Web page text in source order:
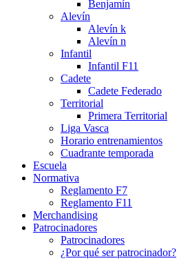
Benjamín
Alevín
Alevín k
Alevín n
Infantil
Infantil F11
Cadete
Cadete Federado
Territorial
Primera Territorial
Liga Vasca
Horario entrenamientos
Cuadrante temporada
Escuela
Normativa
Reglamento F7
Reglamento F11
Merchandising
Patrocinadores
Patrocinadores
¿Por qué ser patrocinador?